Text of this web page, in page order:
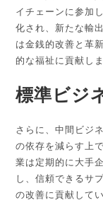
イチェーンに参加
化され、新たな輸
は金銭的改善と革
的な福祉に貢献しま
標準ビジ
さらに、中間ビジ
の依存を減らす上
業は定期的に大手
し、信頼できるサ
の改善に貢献して